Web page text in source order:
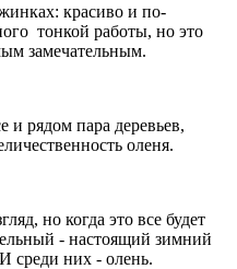
красиво и по-
тонкой работы, но это
замечательным.
и рядом пара деревьев,
оленя.
но когда это все будет
- настоящий зимний
среди них - олень.